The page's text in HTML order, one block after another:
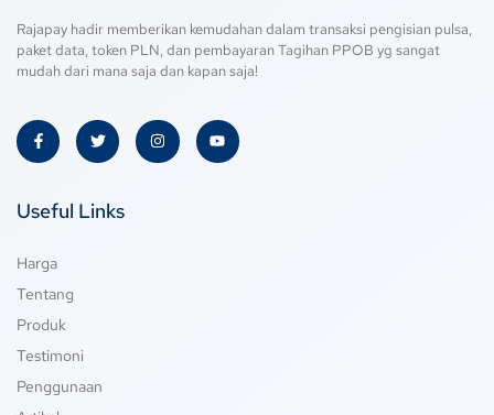
Rajapay hadir memberikan kemudahan dalam transaksi pengisian pulsa,
paket data, token PLN, dan pembayaran Tagihan PPOB yg sangat
mudah dari mana saja dan kapan saja!
Useful Links
Harga
Tentang
Produk
Testimoni
Penggunaan